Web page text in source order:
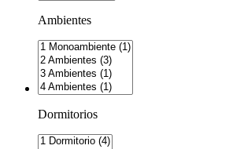
Ambientes
Dormitorios